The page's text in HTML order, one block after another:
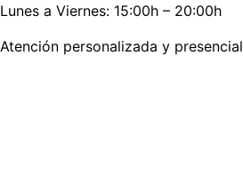
Lunes a Viernes: 15:00h – 20:00h
Atención personalizada y presencial